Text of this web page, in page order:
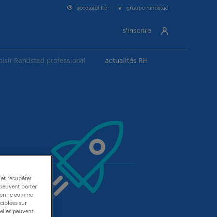
s'inscrire
accessibilité groupe randstad
Randstad professional actualités RH
récupérer
porter
comme
sur
peuvent